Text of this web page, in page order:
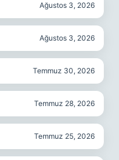
Ağustos 3, 2026
Ağustos 3, 2026
Temmuz 30, 2026
Temmuz 28, 2026
Temmuz 25, 2026